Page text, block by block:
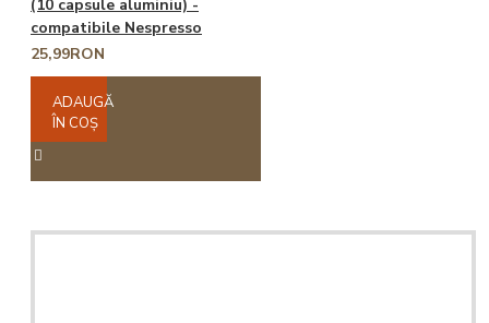
(10 capsule aluminiu) -
compatibile Nespresso
25,99RON
ADAUGĂ
ÎN COŞ